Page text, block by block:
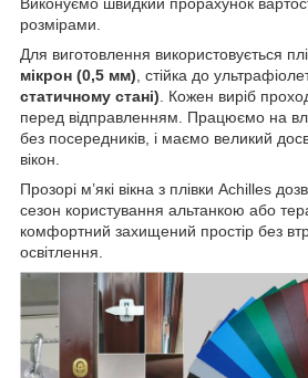
Виконуємо швидкий прорахунок
розмірами.
Для виготовлення використовується
мікрон (0,5 мм), стійка до
статичному стані). Кожен виріб
перед відправленням. Працюємо на
без посередників, і маємо великий
вікон.
Прозорі м’які вікна з плівки Achilles
сезон користування альтанкою або
комфортний захищений простір без
освітлення.